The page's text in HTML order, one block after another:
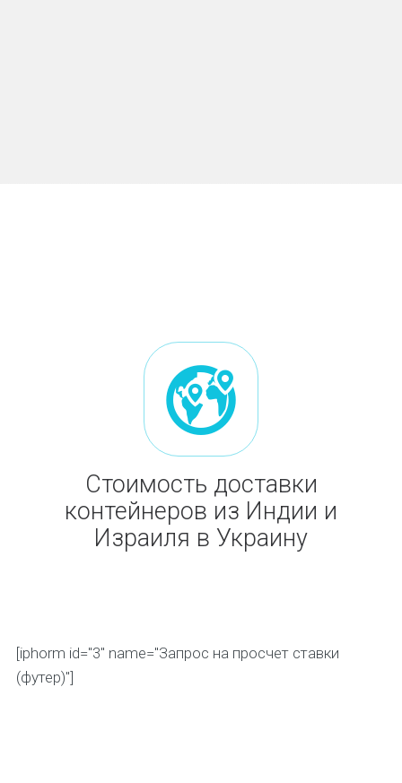
Стоимость доставки
контейнеров из Индии и
Израиля в Украину
[iphorm id="3" name="Запрос на просчет ставки
(футер)"]